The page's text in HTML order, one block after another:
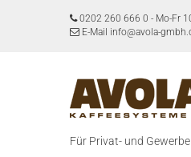
0202 260 666 0 - Mo-Fr
E-Mail info@avola-
Für Privat- und